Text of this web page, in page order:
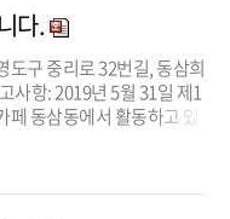
다.
구 중리로 32번길, 동삼희
사항: 2019년 5월 31일 제1
동삼동에서 활동하고 있
영도여성회/마을카페/사
실천단)가 모여 동삼마을
년 8월 삼진이음 주...